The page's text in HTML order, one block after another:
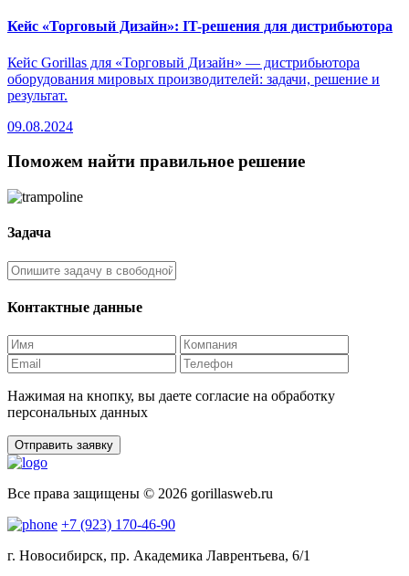
Кейс «Торговый Дизайн»: IT-решения для дистрибьютора
Кейс Gorillas для «Торговый Дизайн» — дистрибьютора
оборудования мировых производителей: задачи, решение и
результат.
09.08.2024
Поможем найти правильное решение
Задача
Контактные данные
Нажимая на кнопку, вы даете согласие на обработку
персональных данных
Отправить заявку
Все права защищены © 2026 gorillasweb.ru
+7 (923) 170-46-90
г. Новосибирск, пр. Академика Лаврентьева, 6/1